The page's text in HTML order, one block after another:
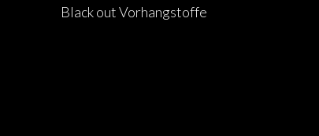
Black out Vorhangstoffe